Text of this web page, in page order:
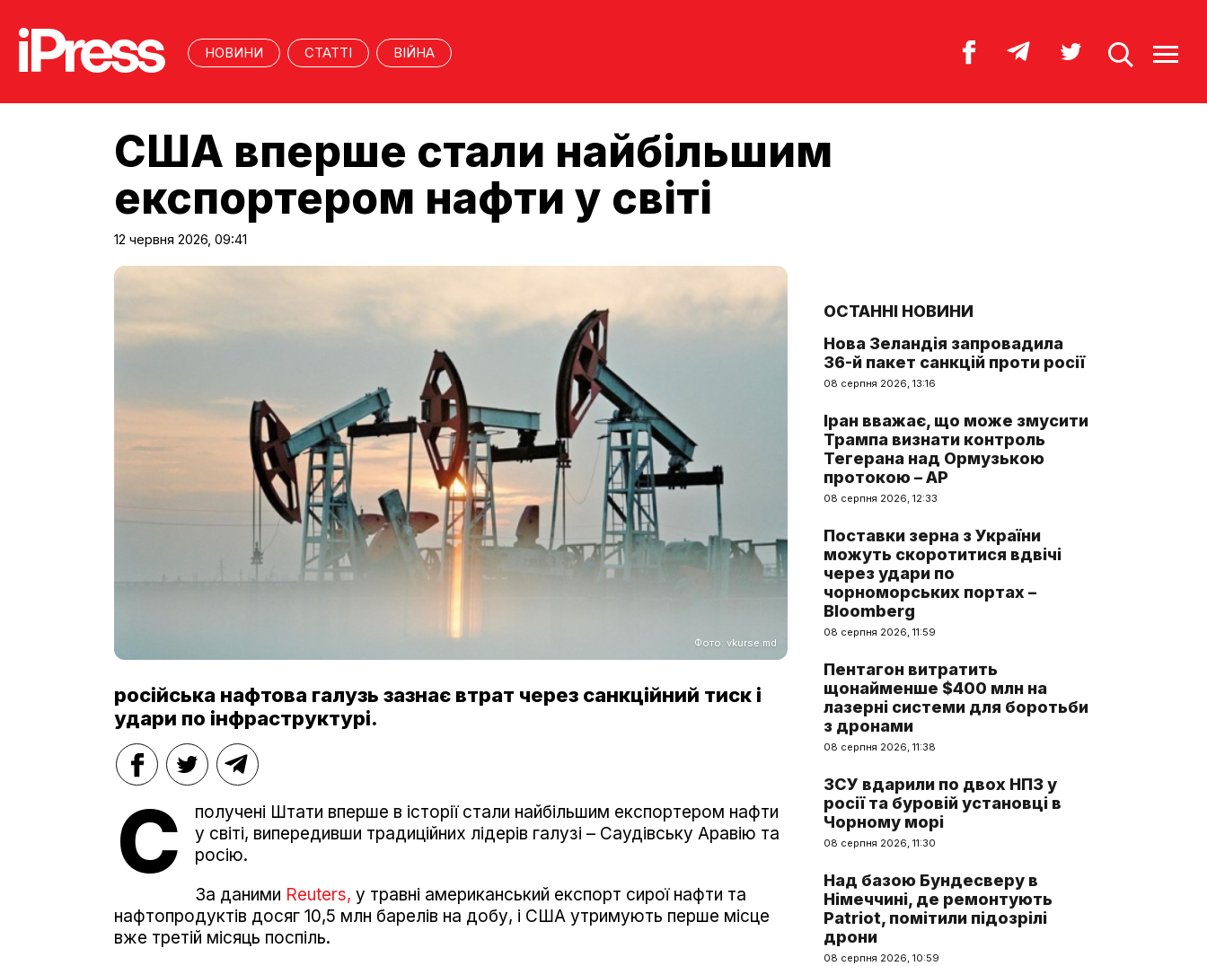
НОВИНИ СТАТТІ ВІЙНА
США вперше стали найбільшим
експортером нафти у світі
12 червня 2026, 09:41
Фото: vkurse.md
російська нафтова галузь зазнає втрат через санкційний тиск і
удари по інфраструктурі.
С
получені Штати вперше в історії стали найбільшим експортером нафти
у світі, випередивши традиційних лідерів галузі – Саудівську Аравію та
росію.
За даними Reuters, у травні американський експорт сирої нафти та
нафтопродуктів досяг 10,5 млн барелів на добу, і США утримують перше місце
вже третій місяць поспіль.
ОСТАННІ НОВИНИ
Нова Зеландія запровадила
36-й пакет санкцій проти росії
08 серпня 2026, 13:16
Іран вважає, що може змусити
Трампа визнати контроль
Тегерана над Ормузькою
протокою – AP
08 серпня 2026, 12:33
Поставки зерна з України
можуть скоротитися вдвічі
через удари по
чорноморських портах –
Bloomberg
08 серпня 2026, 11:59
Пентагон витратить
щонайменше $400 млн на
лазерні системи для боротьби
з дронами
08 серпня 2026, 11:38
ЗСУ вдарили по двох НПЗ у
росії та буровій установці в
Чорному морі
08 серпня 2026, 11:30
Над базою Бундесверу в
Німеччині, де ремонтують
Patriot, помітили підозрілі
дрони
08 серпня 2026, 10:59